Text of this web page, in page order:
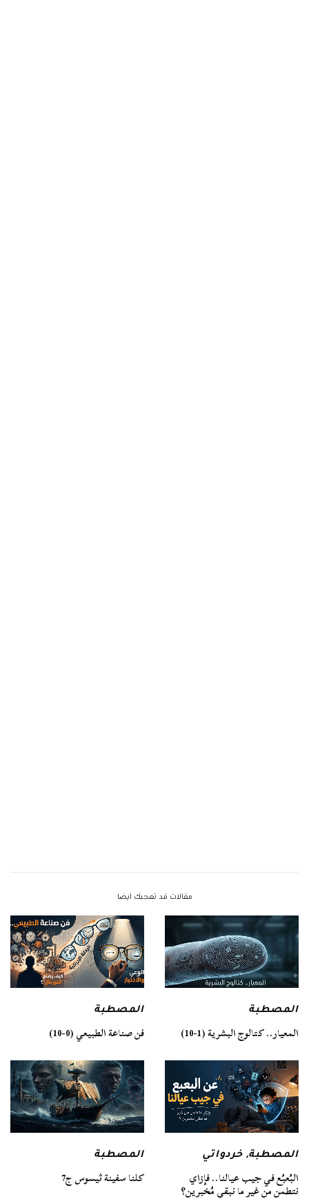
مقالات قد تعجبك ايضا
المصطبة
المعيار.. كتالوج البشرية (1-10)
المصطبة
فن صناعة الطبيعي (0-10)
المصطبة,خردواتي
البُعبُع في جيب عيالنا.. فإزاي
نتطمن من غير ما نبقى مُخبرين؟
المصطبة
كلنا سفينة ثيسوس ج7